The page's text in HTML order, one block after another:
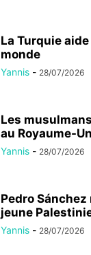
La Turquie
monde
Yannis - 28/07/2026
Les
au Royaume-
Yannis - 28/07/2026
Pedro
jeune
Yannis - 28/07/2026